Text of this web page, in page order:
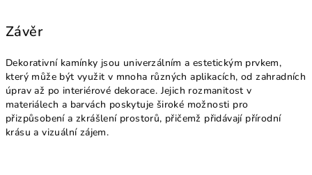
Závěr
Dekorativní kamínky jsou univerzálním a estetickým prvkem,
který může být využit v mnoha různých aplikacích, od zahradních
úprav až po interiérové dekorace. Jejich rozmanitost v
materiálech a barvách poskytuje široké možnosti pro
přizpůsobení a zkrášlení prostorů, přičemž přidávají přírodní
krásu a vizuální zájem.